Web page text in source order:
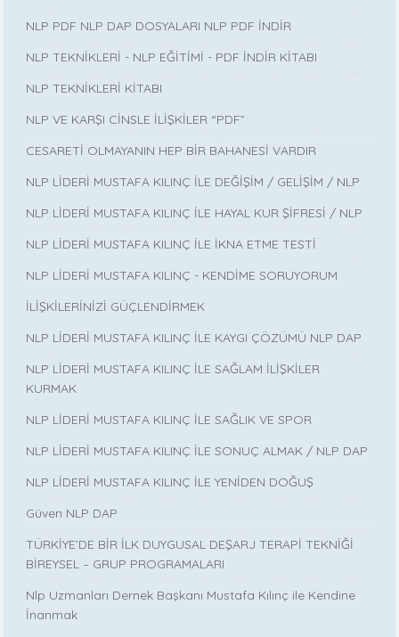
NLP PDF NLP DAP DOSYALARI NLP PDF İNDİR
NLP TEKNİKLERİ - NLP EĞİTİMİ - PDF İNDİR KİTABI
NLP TEKNİKLERİ KİTABI
NLP VE KARŞI CİNSLE İLİŞKİLER “PDF”
CESARETİ OLMAYANIN HEP BİR BAHANESİ VARDIR
NLP LİDERİ MUSTAFA KILINÇ İLE DEĞİŞİM / GELİŞİM / NLP
NLP LİDERİ MUSTAFA KILINÇ İLE HAYAL KUR ŞİFRESİ / NLP
NLP LİDERİ MUSTAFA KILINÇ İLE İKNA ETME TESTİ
NLP LİDERİ MUSTAFA KILINÇ - KENDİME SORUYORUM
İLİŞKİLERİNİZİ GÜÇLENDİRMEK
NLP LİDERİ MUSTAFA KILINÇ İLE KAYGI ÇÖZÜMÜ NLP DAP
NLP LİDERİ MUSTAFA KILINÇ İLE SAĞLAM İLİŞKİLER
KURMAK
NLP LİDERİ MUSTAFA KILINÇ İLE SAĞLIK VE SPOR
NLP LİDERİ MUSTAFA KILINÇ İLE SONUÇ ALMAK / NLP DAP
NLP LİDERİ MUSTAFA KILINÇ İLE YENİDEN DOĞUŞ
Güven NLP DAP
TÜRKİYE’DE BİR İLK DUYGUSAL DEŞARJ TERAPİ TEKNİĞİ
BİREYSEL – GRUP PROGRAMALARI
Nlp Uzmanları Dernek Başkanı Mustafa Kılınç ile Kendine
İnanmak